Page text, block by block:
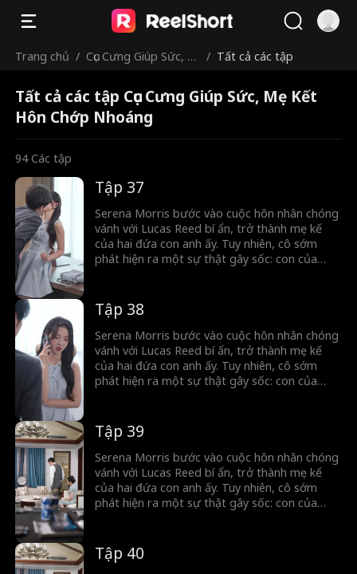
Trang chủ / Cục Cưng Giúp Sức, M
áng
/ Tất cả các tập
Tất cả các tập Cục Cưng Giúp Sức, Mẹ Kết
Hôn Chớp Nhoáng
94 Các tập
Tập 37
Serena Morris bước vào cuộc hôn nhân chóng
vánh với Lucas Reed bí ẩn, trở thành mẹ kế
của hai đứa con anh ấy. Tuy nhiên, cô sớm
phát hiện ra một sự thật gây sốc: con của
mật chôn vùi lâu nay được phơi bày...
Tập 38
Serena Morris bước vào cuộc hôn nhân chóng
vánh với Lucas Reed bí ẩn, trở thành mẹ kế
của hai đứa con anh ấy. Tuy nhiên, cô sớm
phát hiện ra một sự thật gây sốc: con của
mật chôn vùi lâu nay được phơi bày...
Tập 39
Serena Morris bước vào cuộc hôn nhân chóng
vánh với Lucas Reed bí ẩn, trở thành mẹ kế
của hai đứa con anh ấy. Tuy nhiên, cô sớm
phát hiện ra một sự thật gây sốc: con của
mật chôn vùi lâu nay được phơi bày...
Tập 40